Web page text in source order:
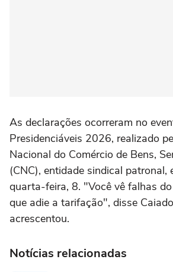
As declarações ocorreram no
Presidenciáveis 2026, realizado
Nacional do Comércio de Bens,
(CNC), entidade sindical patronal,
quarta-feira, 8. "Você vê falhas
que adie a tarifação", disse
acrescentou.
Notícias relacionadas